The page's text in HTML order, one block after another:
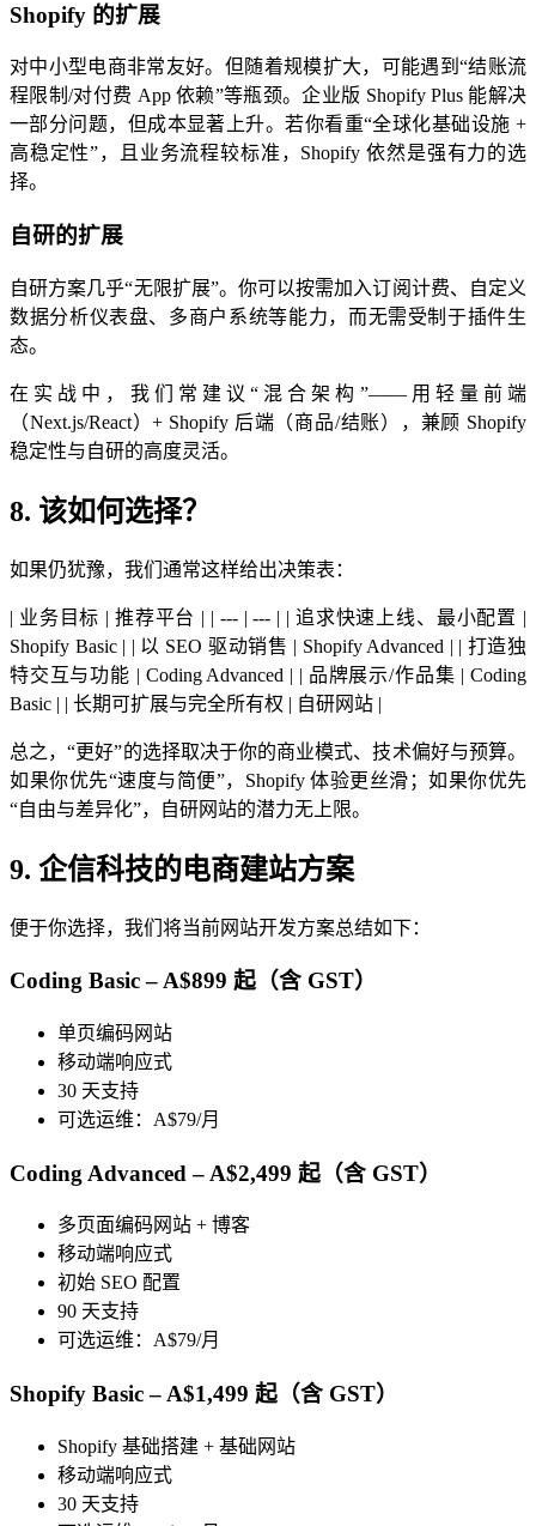
Shopify 的扩展
对中小型电商非常友好。但随着规模扩大，可能遇到“结账流
程限制/对付费 App 依赖”等瓶颈。企业版 Shopify Plus 能解决
一部分问题，但成本显著上升。若你看重“全球化基础设施 +
高稳定性”，且业务流程较标准，Shopify 依然是强有力的选
择。
自研的扩展
自研方案几乎“无限扩展”。你可以按需加入订阅计费、自定义
数据分析仪表盘、多商户系统等能力，而无需受制于插件生
态。
在实战中，我们常建议“混合架构”——用轻量前端
（Next.js/React）+ Shopify 后端（商品/结账），兼顾 Shopify
稳定性与自研的高度灵活。
8. 该如何选择？
如果仍犹豫，我们通常这样给出决策表：
| 业务目标 | 推荐平台 | | --- | --- | | 追求快速上线、最小配置 |
Shopify Basic | | 以 SEO 驱动销售 | Shopify Advanced | | 打造独
特交互与功能 | Coding Advanced | | 品牌展示/作品集 | Coding
Basic | | 长期可扩展与完全所有权 | 自研网站 |
总之，“更好”的选择取决于你的商业模式、技术偏好与预算。
如果你优先“速度与简便”，Shopify 体验更丝滑；如果你优先
“自由与差异化”，自研网站的潜力无上限。
9. 企信科技的电商建站方案
便于你选择，我们将当前网站开发方案总结如下：
Coding Basic – A$899 起（含 GST）
单页编码网站
移动端响应式
30 天支持
可选运维：A$79/月
Coding Advanced – A$2,499 起（含 GST）
多页面编码网站 + 博客
移动端响应式
初始 SEO 配置
90 天支持
可选运维：A$79/月
Shopify Basic – A$1,499 起（含 GST）
Shopify 基础搭建 + 基础网站
移动端响应式
30 天支持